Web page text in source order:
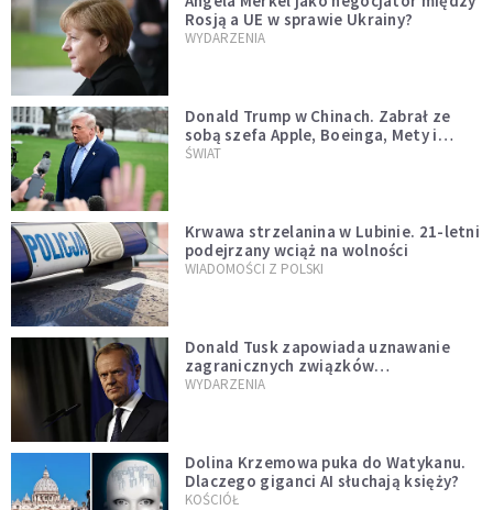
Rosją a UE w sprawie Ukrainy?
WYDARZENIA
Donald Trump w Chinach. Zabrał ze
sobą szefa Apple, Boeinga, Mety i
Muska
ŚWIAT
Krwawa strzelanina w Lubinie. 21-letni
podejrzany wciąż na wolności
WIADOMOŚCI Z POLSKI
Donald Tusk zapowiada uznawanie
zagranicznych związków
jednopłciowych. "Państwo oblało ten
WYDARZENIA
Dolina Krzemowa puka do Watykanu.
Dlaczego giganci AI słuchają księży?
KOŚCIÓŁ